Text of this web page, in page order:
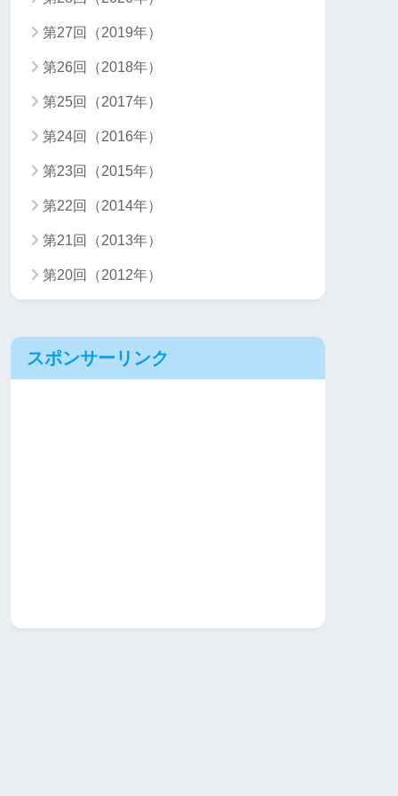
第27回（2019年）
第26回（2018年）
第25回（2017年）
第24回（2016年）
第23回（2015年）
第22回（2014年）
第21回（2013年）
第20回（2012年）
スポンサーリンク